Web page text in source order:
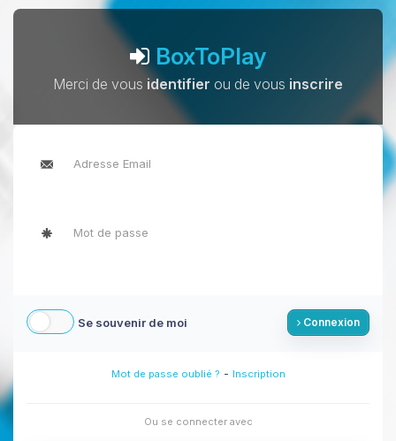
BoxToPlay
Merci de vous identifier ou de vous inscrire
Se souvenir de moi Connexion
Mot de passe oublié ? - Inscription
Ou se connecter avec